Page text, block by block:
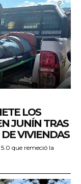
LOS
JUNÍN TRAS
VIVIENDAS
que remeció la